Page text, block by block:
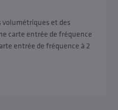
et des
carte entrée de fréquence
entrée de fréquence à 2